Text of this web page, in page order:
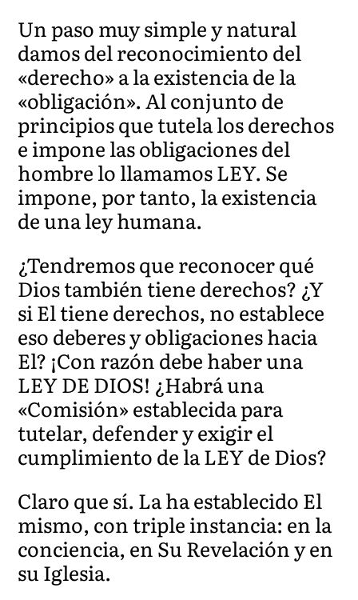
Un paso muy simple y natural
damos del reconocimiento del
«derecho» a la existencia de la
«obligación». Al conjunto de
principios que tutela los derechos
e impone las obligaciones del
hombre lo llamamos LEY. Se
impone, por tanto, la existencia
de una ley humana.
¿Tendremos que reconocer qué
Dios también tiene derechos? ¿Y
si El tiene derechos, no establece
eso deberes y obligaciones hacia
El? ¡Con razón debe haber una
LEY DE DIOS! ¿Habrá una
«Comisión» establecida para
tutelar, defender y exigir el
cumplimiento de la LEY de Dios?
Claro que sí. La ha establecido El
mismo, con triple instancia: en la
conciencia, en Su Revelación y en
su Iglesia.